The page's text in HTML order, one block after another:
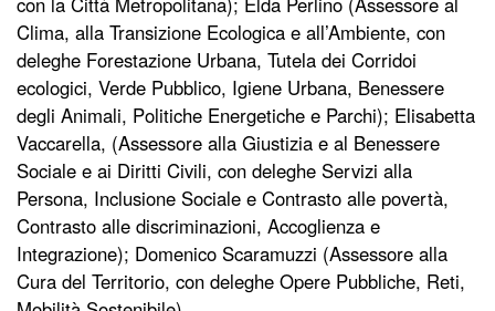
Clima, alla Transizione Ecologica e all’Ambiente, con
deleghe Forestazione Urbana, Tutela dei Corridoi
ecologici, Verde Pubblico, Igiene Urbana, Benessere
degli Animali, Politiche Energetiche e Parchi); Elisabetta
Vaccarella, (Assessore alla Giustizia e al Benessere
Sociale e ai Diritti Civili, con deleghe Servizi alla
Persona, Inclusione Sociale e Contrasto alle povertà,
Contrasto alle discriminazioni, Accoglienza e
Integrazione); Domenico Scaramuzzi (Assessore alla
Cura del Territorio, con deleghe Opere Pubbliche, Reti,